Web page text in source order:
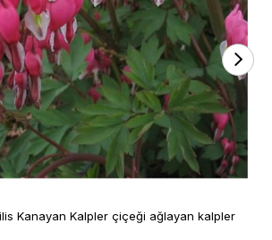
Kanayan Kalpler çiçeği ağlayan kalpler